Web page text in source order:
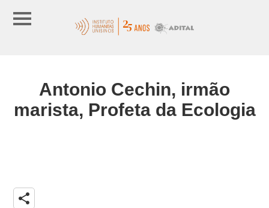
Antonio Cechin, irmão
marista, Profeta da Ecologia
share